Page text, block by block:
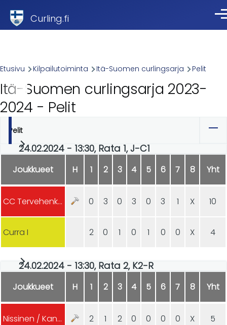
Curling.fi
Breadcrumb
Etusivu Kilpailutoiminta Itä-Suomen curlingsarja Pelit
Itä-Suomen curlingsarja 2023-
2024 - Pelit
Ensisijaiset
välilehdet
Pelit
24.02.2024 - 13:30, Rata 1, J-C1
Joukkueet H 1 2 3 4 5 6 7 8 Yht
CC Tervehenkiset 0 3 0 3 0 3 1 X 10
Curra I 2 0 1 0 1 0 0 X 4
24.02.2024 - 13:30, Rata 2, K2-R
Joukkueet H 1 2 3 4 5 6 7 8 Yht
Nissinen / Kangasniemi 2 1 2 0 0 0 0 X 5